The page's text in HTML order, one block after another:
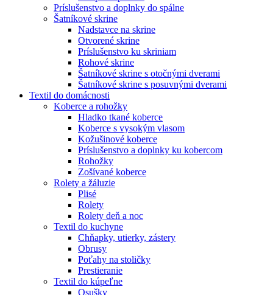
Príslušenstvo a doplnky do spálne
Šatníkové skrine
Nadstavce na skrine
Otvorené skrine
Príslušenstvo ku skriniam
Rohové skrine
Šatníkové skrine s otočnými dverami
Šatníkové skrine s posuvnými dverami
Textil do domácnosti
Koberce a rohožky
Hladko tkané koberce
Koberce s vysokým vlasom
Kožušinové koberce
Príslušenstvo a doplnky ku kobercom
Rohožky
Zošívané koberce
Rolety a žáluzie
Plisé
Rolety
Rolety deň a noc
Textil do kuchyne
Chňapky, utierky, zástery
Obrusy
Poťahy na stoličky
Prestieranie
Textil do kúpeľne
Osušky